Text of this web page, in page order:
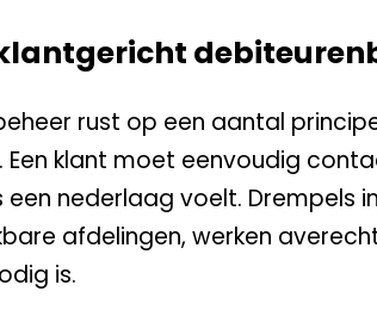
rust op een aantal
Een klant moet eenvoudig
nederlaag voelt. Drempels
afdelingen, werken
is.